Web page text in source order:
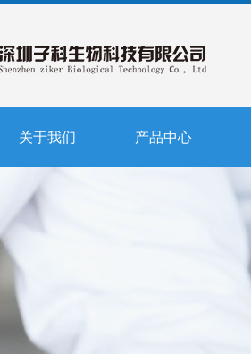
关于我们 产品中心